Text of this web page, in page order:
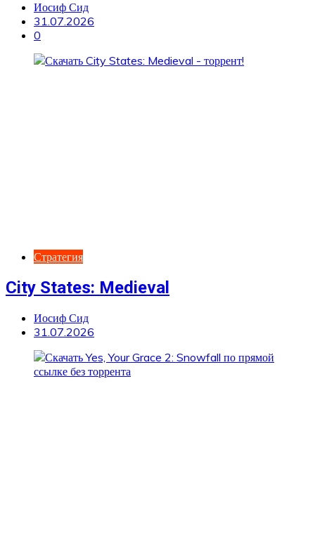
Иосиф Сид
31.07.2026
0
Стратегия
City States: Medieval
Иосиф Сид
31.07.2026